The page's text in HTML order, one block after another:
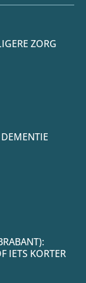
ZORG
IETS KORTER